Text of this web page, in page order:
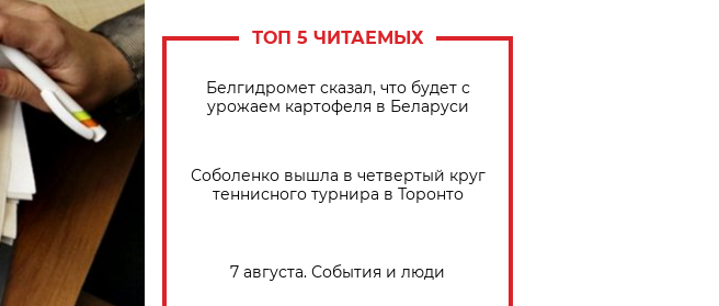
ТОП 5 ЧИТАЕМЫХ
Белгидромет сказал, что будет с
урожаем картофеля в Беларуси
Соболенко вышла в четвертый круг
теннисного турнира в Торонто
7 августа. События и люди